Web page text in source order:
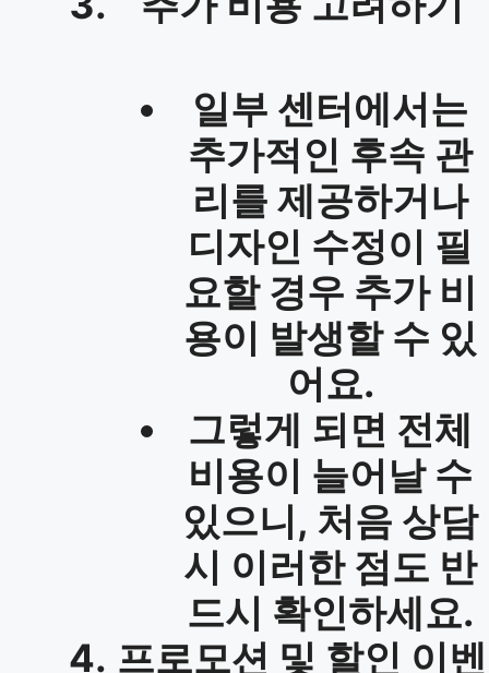
일부 센터에서는
추가적인 후속 관
리를 제공하거나
디자인 수정이 필
요할 경우 추가 비
용이 발생할 수 있
어요.
그렇게 되면 전체
비용이 늘어날 수
있으니, 처음 상담
시 이러한 점도 반
드시 확인하세요.
프로모션 및 할인 이벤